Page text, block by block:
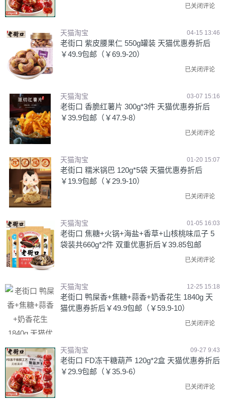
已关闭评论
天猫淘宝 04-15 13:46
老街口 紫皮腰果仁 550g罐装 天猫优惠券折后
￥49.9包邮（￥69.9-20）
已关闭评论
天猫淘宝 03-07 15:16
老街口 香脆红薯片 300g*3件 天猫优惠券折后
￥39.9包邮（￥47.9-8）
已关闭评论
天猫淘宝 01-20 15:07
老街口 糯米锅巴 120g*5袋 天猫优惠券折后
￥19.9包邮（￥29.9-10）
已关闭评论
天猫淘宝 01-05 16:03
老街口 焦糖+火锅+海盐+香草+山核桃味瓜子 5
袋装共660g*2件 双重优惠折后￥39.85包邮
已关闭评论
天猫淘宝 12-25 15:18
老街口 鸭屎香+焦糖+蒜香+奶香花生 1840g 天
猫优惠券折后￥49.9包邮（￥59.9-10）
已关闭评论
天猫淘宝 09-27 9:43
老街口 FD冻干糖葫芦 120g*2盒 天猫优惠券折后
￥29.9包邮（￥35.9-6）
已关闭评论